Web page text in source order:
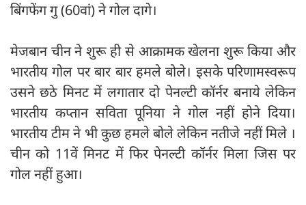
बिंगफेंग गु (60वां) ने गोल दागे।
मेजबान चीन ने शुरू ही से आक्रामक खेलना शुरू किया और
भारतीय गोल पर बार बार हमले बोले। इसके परिणामस्वरूप
उसने छठे मिनट में लगातार दो पेनल्टी कॉर्नर बनाये लेकिन
भारतीय कप्तान सविता पूनिया ने गोल नहीं होने दिया।
भारतीय टीम ने भी कुछ हमले बोले लेकिन नतीजे नहीं मिले ।
चीन को 11वें मिनट में फिर पेनल्टी कॉर्नर मिला जिस पर
गोल नहीं हुआ।